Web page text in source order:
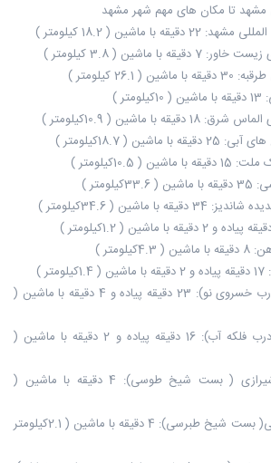
تا مکان های مهم شهر مشهد
ماشین ( 18.2 کیلومتر )
ماشین ( 3.8 کیلومتر )
کیلومتر )
)
ماشین ( 10.9کیلومتر )
( 18.7کیلومتر )
)
)
ماشین ( 34.6کیلومتر )
)
)
• فاصله تا باب الجواد(درب خسروی نو): 23 دقیقه پیاده و 4 دقیقه با ماشین (
• فاصله تا باب الرضا(درب فلکه آب): 16 دقیقه پیاده و 2 دقیقه با ماشین (
• فاصله تا خیابان شیرازی ( بست شیخ طوسی): 4 دقیقه با ماشین (
• فاصله تا خیابان طبرسی( بست شیخ طبرسی): 4 دقیقه با ماشین ( 2.1کیلومتر